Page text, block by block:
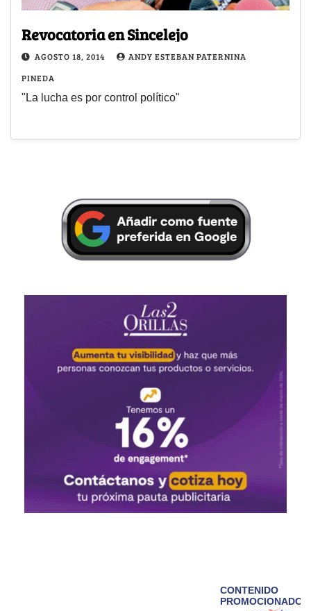
Revocatoria en Sincelejo
AGOSTO 18, 2014
ANDY ESTEBAN PATERNINA
PINEDA
"La lucha es por control político"